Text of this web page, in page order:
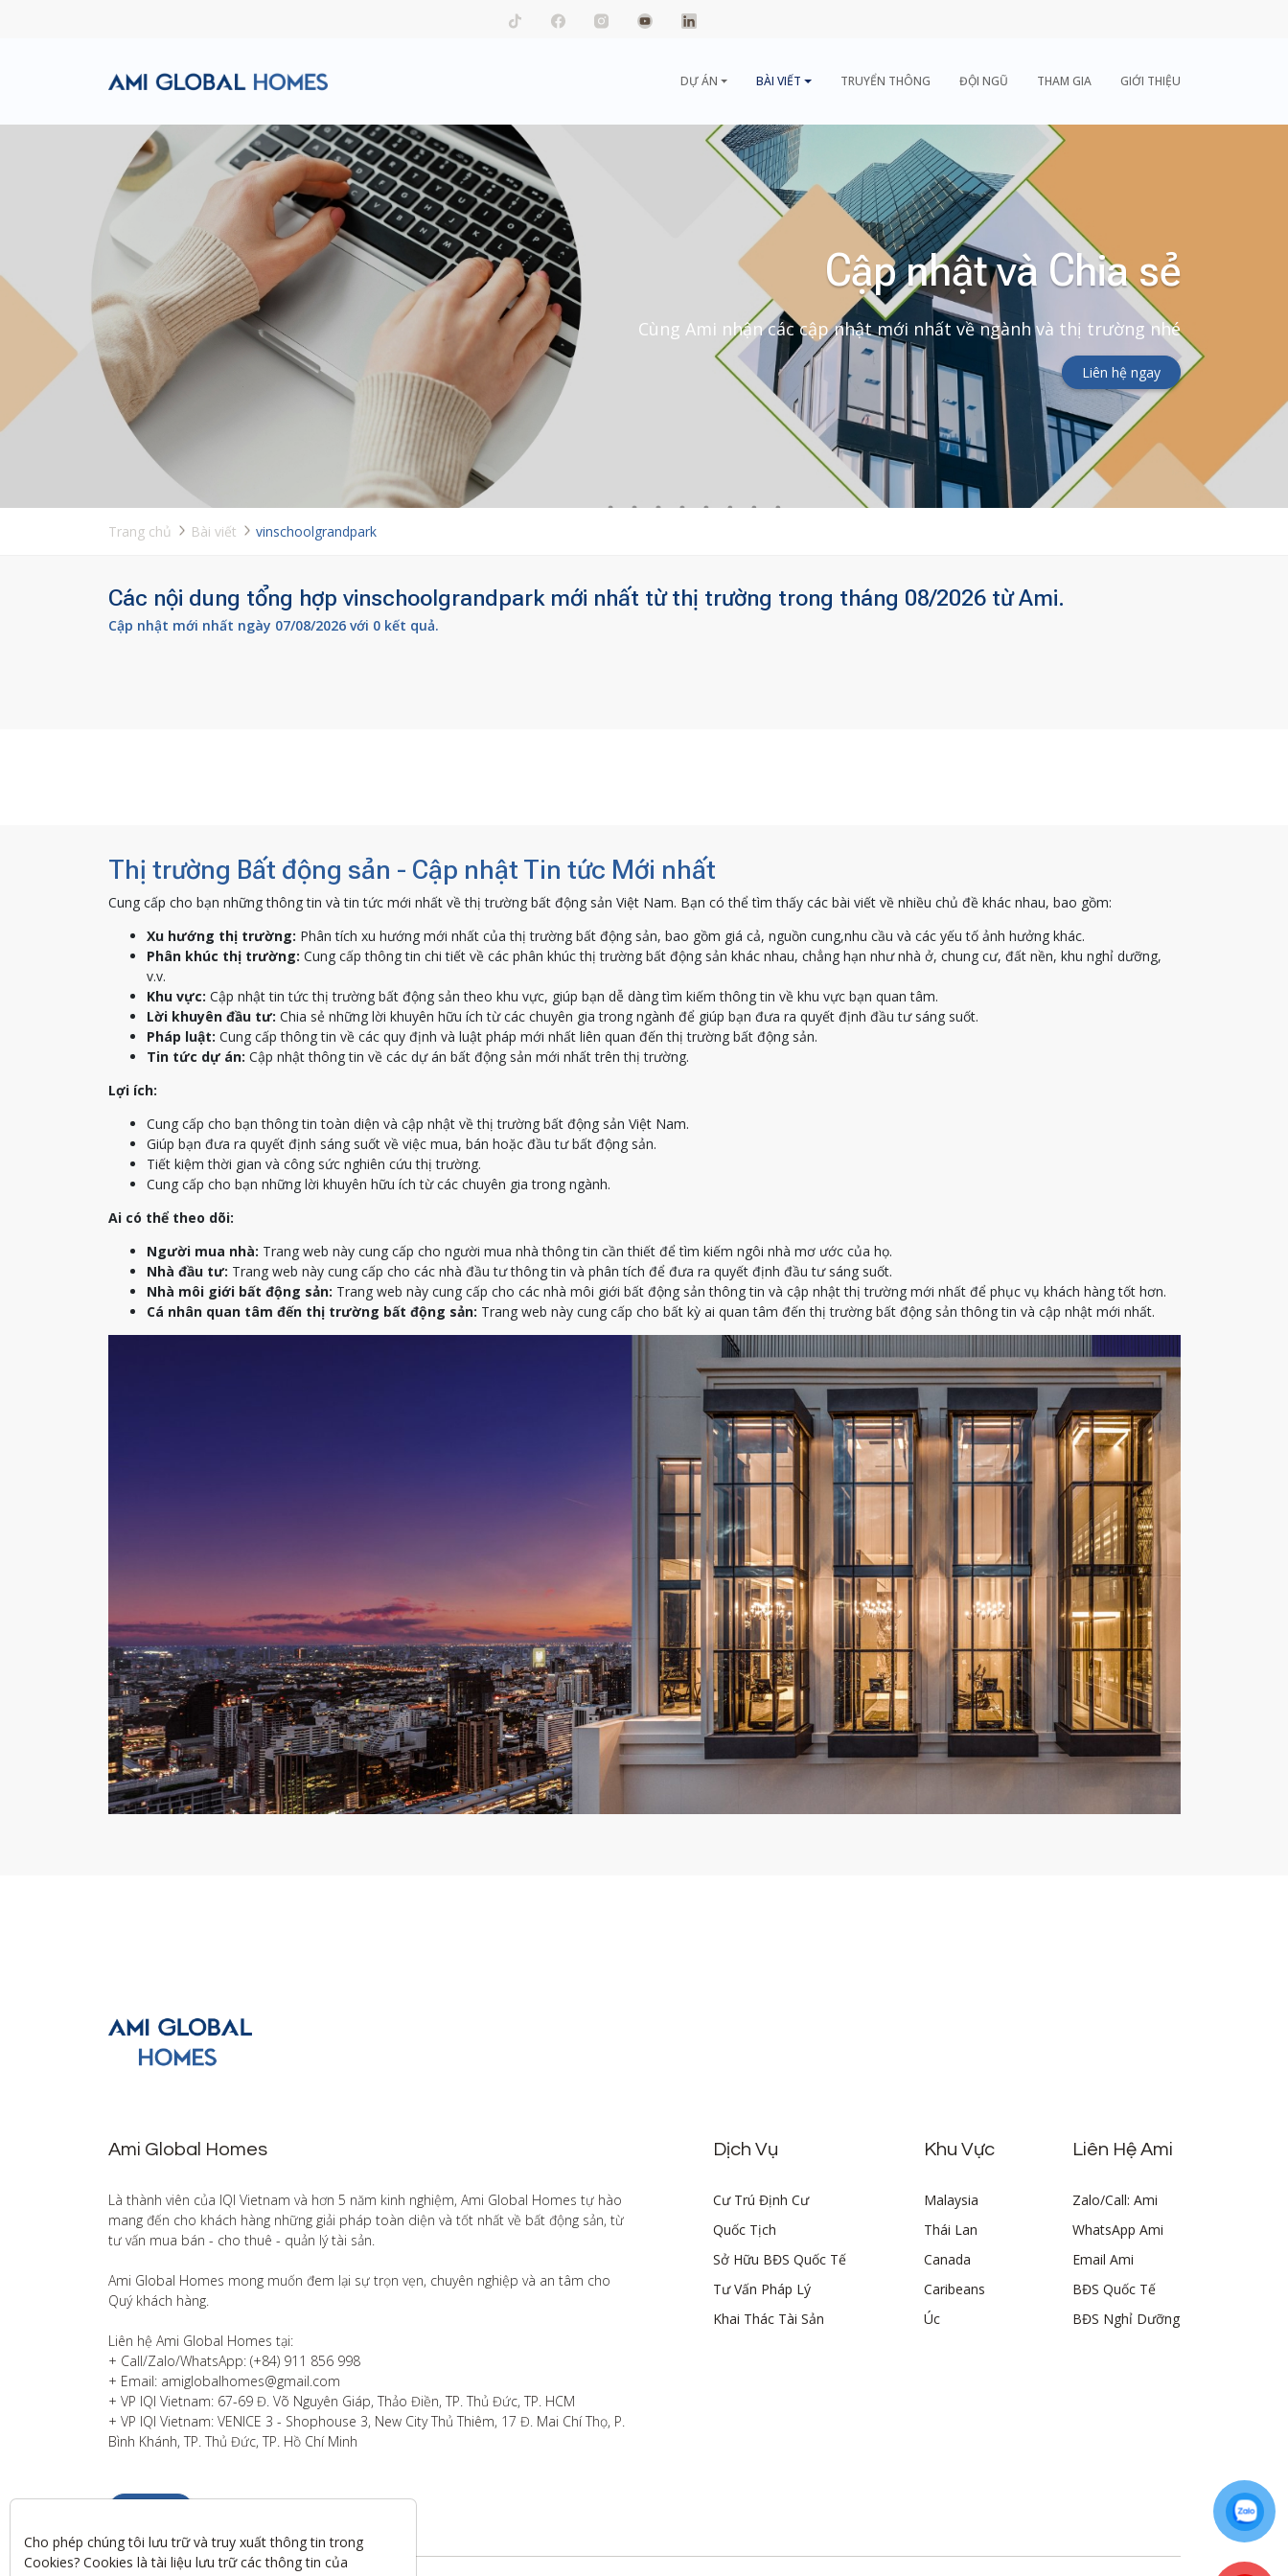
DỰ ÁN BÀI VIẾT TRUYỂN THÔNG ĐỘI NGŨ THAM GIA GIỚI THIỆU
Cập nhật và Chia sẻ
Cùng Ami nhận các cập nhật mới nhất về ngành và thị trường nhé
Liên hệ ngay
Trang chủ Bài viết vinschoolgrandpark
Các nội dung tổng hợp vinschoolgrandpark mới nhất từ thị trường trong tháng 08/2026 từ Ami.
Cập nhật mới nhất ngày 07/08/2026 với 0 kết quả.
Thị trường Bất động sản - Cập nhật Tin tức Mới nhất
Cung cấp cho bạn những thông tin và tin tức mới nhất về thị trường bất động sản Việt Nam. Bạn có thể tìm thấy các bài viết về nhiều chủ đề khác nhau, bao gồm:
Xu hướng thị trường: Phân tích xu hướng mới nhất của thị trường bất động sản, bao gồm giá cả, nguồn cung,nhu cầu và các yếu tố ảnh hưởng khác.
Phân khúc thị trường: Cung cấp thông tin chi tiết về các phân khúc thị trường bất động sản khác nhau, chẳng hạn như nhà ở, chung cư, đất nền, khu nghỉ dưỡng,
v.v.
Khu vực: Cập nhật tin tức thị trường bất động sản theo khu vực, giúp bạn dễ dàng tìm kiếm thông tin về khu vực bạn quan tâm.
Lời khuyên đầu tư: Chia sẻ những lời khuyên hữu ích từ các chuyên gia trong ngành để giúp bạn đưa ra quyết định đầu tư sáng suốt.
Pháp luật: Cung cấp thông tin về các quy định và luật pháp mới nhất liên quan đến thị trường bất động sản.
Tin tức dự án: Cập nhật thông tin về các dự án bất động sản mới nhất trên thị trường.
Lợi ích:
Cung cấp cho bạn thông tin toàn diện và cập nhật về thị trường bất động sản Việt Nam.
Giúp bạn đưa ra quyết định sáng suốt về việc mua, bán hoặc đầu tư bất động sản.
Tiết kiệm thời gian và công sức nghiên cứu thị trường.
Cung cấp cho bạn những lời khuyên hữu ích từ các chuyên gia trong ngành.
Ai có thể theo dõi:
Người mua nhà: Trang web này cung cấp cho người mua nhà thông tin cần thiết để tìm kiếm ngôi nhà mơ ước của họ.
Nhà đầu tư: Trang web này cung cấp cho các nhà đầu tư thông tin và phân tích để đưa ra quyết định đầu tư sáng suốt.
Nhà môi giới bất động sản: Trang web này cung cấp cho các nhà môi giới bất động sản thông tin và cập nhật thị trường mới nhất để phục vụ khách hàng tốt hơn.
Cá nhân quan tâm đến thị trường bất động sản: Trang web này cung cấp cho bất kỳ ai quan tâm đến thị trường bất động sản thông tin và cập nhật mới nhất.
Ami Global Homes
Là thành viên của IQI Vietnam và hơn 5 năm kinh nghiệm, Ami Global Homes tự hào
mang đến cho khách hàng những giải pháp toàn diện và tốt nhất về bất động sản, từ
tư vấn mua bán - cho thuê - quản lý tài sản.
Ami Global Homes mong muốn đem lại sự trọn vẹn, chuyên nghiệp và an tâm cho
Quý khách hàng.
Liên hệ Ami Global Homes tại:
+ Call/Zalo/WhatsApp: (+84) 911 856 998
+ Email: amiglobalhomes@gmail.com
+ VP IQI Vietnam: 67-69 Đ. Võ Nguyên Giáp, Thảo Điền, TP. Thủ Đức, TP. HCM
+ VP IQI Vietnam: VENICE 3 - Shophouse 3, New City Thủ Thiêm, 17 Đ. Mai Chí Thọ, P.
Bình Khánh, TP. Thủ Đức, TP. Hồ Chí Minh
Dịch Vụ
Cư Trú Định Cư
Quốc Tịch
Sở Hữu BĐS Quốc Tế
Tư Vấn Pháp Lý
Khai Thác Tài Sản
Khu Vực
Malaysia
Thái Lan
Canada
Caribeans
Úc
Liên Hệ Ami
Zalo/Call: Ami
WhatsApp Ami
Email Ami
BĐS Quốc Tế
BĐS Nghỉ Dưỡng
Cho phép chúng tôi lưu trữ và truy xuất thông tin trong
Cookies? Cookies là tài liệu lưu trữ các thông tin của